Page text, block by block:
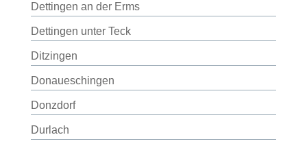
Dettingen an der Erms
Dettingen unter Teck
Ditzingen
Donaueschingen
Donzdorf
Durlach